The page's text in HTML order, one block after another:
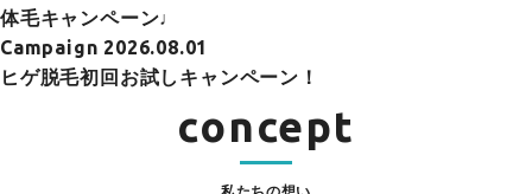
体毛キャンペーン♩
Campaign 2026.08.01
ヒゲ脱毛初回お試しキャンペーン！
concept
私たちの想い